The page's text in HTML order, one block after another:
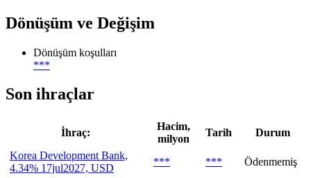
Dönüşüm ve Değişim
Dönüşüm koşulları
***
Son ihraçlar
İhraç:
Hacim,
milyon
Tarih
Durum
Korea Development Bank,
4.34% 17jul2027, USD
*** ***
Ödenmemiş